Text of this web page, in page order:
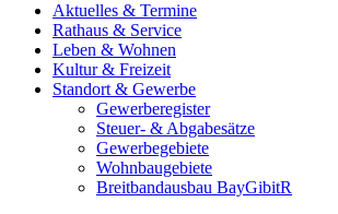
Aktuelles & Termine
Rathaus & Service
Leben & Wohnen
Kultur & Freizeit
Standort & Gewerbe
Gewerberegister
Steuer- & Abgabesätze
Gewerbegebiete
Wohnbaugebiete
Breitbandausbau BayGibitR